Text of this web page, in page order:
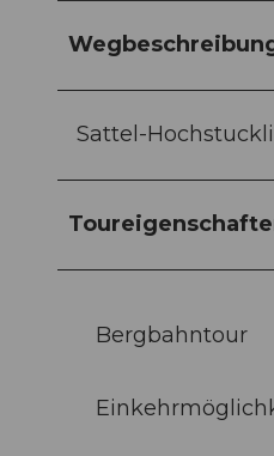
Sattel-
Bergbahntour